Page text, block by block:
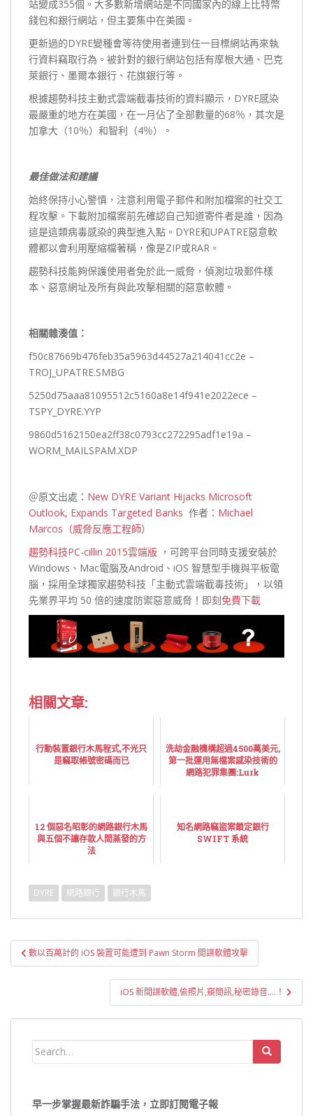
站變成355個。大多數新增網站是不同國家內的線上比特幣
錢包和銀行網站，但主要集中在美國。
更新過的DYRE變種會等待使用者連到任一目標網站再來執
行資料竊取行為。被針對的銀行網站包括有摩根大通、巴克
萊銀行、墨爾本銀行、花旗銀行等。
根據趨勢科技主動式雲端截毒技術的資料顯示，DYRE感染
最嚴重的地方在美國，在一月佔了全部數量的68％，其次是
加拿大（10％）和智利（4％）。
最佳做法和建議
始終保持小心警慎，注意利用電子郵件和附加檔案的社交工
程攻擊。下載附加檔案前先確認自己知道寄件者是誰，因為
這是這類病毒感染的典型進入點。DYRE和UPATRE惡意軟
體都以會利用壓縮檔著稱，像是ZIP或RAR。
趨勢科技能夠保護使用者免於此一威脅，偵測垃圾郵件樣
本、惡意網址及所有與此攻擊相關的惡意軟體。
相關雜湊值：
f50c87669b476feb35a5963d44527a214041cc2e –
TROJ_UPATRE.SMBG
5250d75aaa81095512c5160a8e14f941e2022ece –
TSPY_DYRE.YYP
9860d5162150ea2ff38c0793cc272295adf1e19a –
WORM_MAILSPAM.XDP
＠原文出處： New DYRE Variant Hijacks Microsoft
Outlook, Expands Targeted Banks 作者： Michael
Marcos（威脅反應工程師）
趨勢科技PC-cillin 2015雲端版 ，可跨平台同時支援安裝於
Windows、Mac電腦及Android、iOS 智慧型手機與平板電
腦，採用全球獨家趨勢科技「主動式雲端截毒技術」，以領
先業界平均 50 倍的速度防禦惡意威脅！即刻免費下載
相關文章:
行動裝置銀行木馬程式,不光只
是竊取帳號密碼而已
洗劫金融機構超過4500萬美元,
第一批運用無檔案感染技術的
網路犯罪集團:Lurk
12 個惡名昭彰的網路銀行木馬
與五個不讓存款人間蒸發的方
法
知名網路竊盜案鎖定銀行
SWIFT 系統
DYRE 網路銀行 銀行木馬
文
章
數以百萬計的 iOS 裝置可能遭到 Pawn Storm 間諜軟體攻擊
iOS 新間諜軟體,偷照片,窺簡訊,秘密錄音….！
Search
早一步掌握最新詐騙手法，立即訂閱電子報